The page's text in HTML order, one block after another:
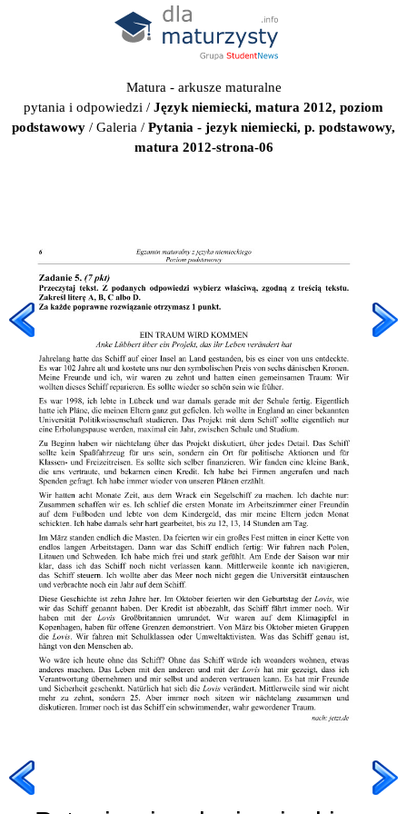
Matura - arkusze maturalne
pytania i odpowiedzi / Język niemiecki, matura 2012, poziom
podstawowy / Galeria / Pytania - jezyk niemiecki, p. podstawowy,
matura 2012-strona-06